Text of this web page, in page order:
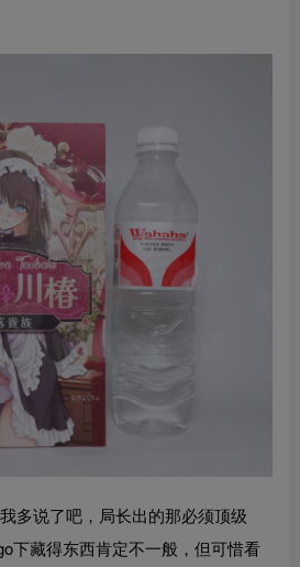
多说了吧，局长出的那必须顶级
下藏得东西肯定不一般，但可惜看